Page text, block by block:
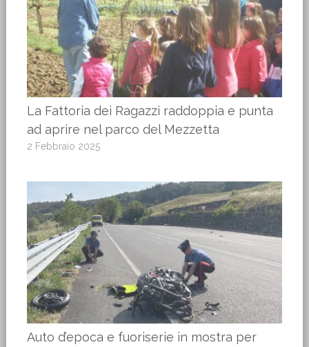
La Fattoria dei Ragazzi raddoppia e punta
ad aprire nel parco del Mezzetta
2 Febbraio 2025
Auto d’epoca e fuoriserie in mostra per